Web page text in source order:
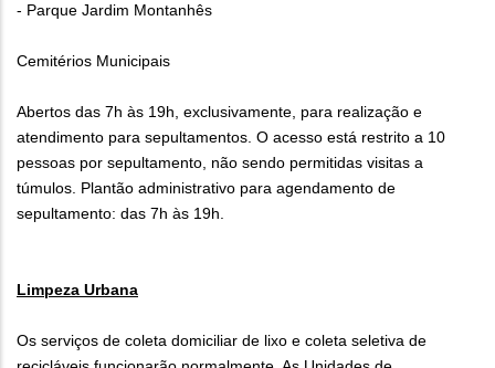
- Parque Jardim Montanhês
Cemitérios Municipais
Abertos das 7h às 19h, exclusivamente, para realização e
atendimento para sepultamentos. O acesso está restrito a 10
pessoas por sepultamento, não sendo permitidas visitas a
túmulos. Plantão administrativo para agendamento de
sepultamento: das 7h às 19h.
Limpeza Urbana
Os serviços de coleta domiciliar de lixo e coleta seletiva de